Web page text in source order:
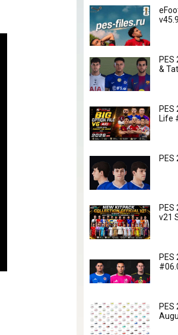
v45.9
PES
&
PES
Life
PES
PES
v21
PES